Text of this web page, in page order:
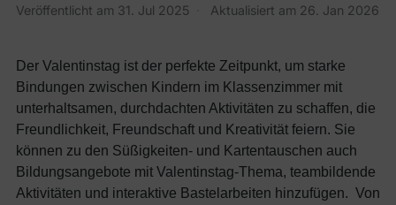
Veröffentlicht am 31. Jul 2025 Aktualisiert am 26. Jan 2026
Der Valentinstag ist der perfekte Zeitpunkt, um starke
Bindungen zwischen Kindern im Klassenzimmer mit
unterhaltsamen, durchdachten Aktivitäten zu schaffen, die
Freundlichkeit, Freundschaft und Kreativität feiern. Sie
können zu den Süßigkeiten- und Kartentauschen auch
Bildungsangebote mit Valentinstag-Thema, teambildende
Aktivitäten und interaktive Bastelarbeiten hinzufügen. Von